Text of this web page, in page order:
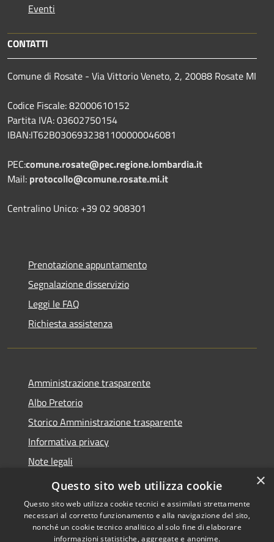
Eventi
CONTATTI
Comune di Rosate - Via Vittorio Veneto, 2, 20088 Rosate MI
Codice Fiscale: 82000610152
Partita IVA: 03602750154
IBAN:IT62B0306932381100000046081
PEC:comune.rosate@pec.regione.lombardia.it
Mail: protocollo@comune.rosate.mi.it
Centralino Unico: +39 02 908301
Prenotazione appuntamento
Segnalazione disservizio
Leggi le FAQ
Richiesta assistenza
Amministrazione trasparente
Albo Pretorio
Storico Amministrazione trasparente
Informativa privacy
Note legali
Dichiarazione di accessibilità
×
Questo sito web utilizza cookie
Questo sito web utilizza cookie tecnici e assimilati strettamente
necessari al corretto funzionamento e alla navigazione del sito,
nonché un cookie tecnico analitico al solo fine di elaborare
informazioni statistiche, aggregate e anonime.